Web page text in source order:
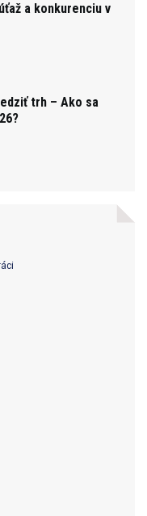
a konkurenciu v
trh – Ako sa